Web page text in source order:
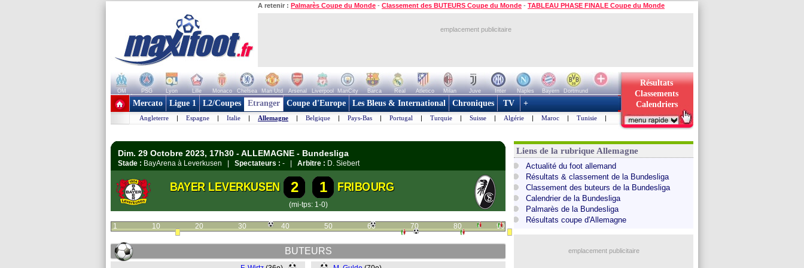
A retenir : Palmarès Coupe du Monde - Classement des BUTEURS Coupe du Monde - TABLEAU PHASE FINALE Coupe du Monde
emplacement publicitaire
OM PSG Lyon Lille Monaco Chelsea Man Utd Arsenal Liverpool ManCity Barca Real Atletico Milan Juve Inter Naples Bayern
Dortmund
+ de clubs
Résultats
Classements
Calendriers
Mercato Ligue 1 L2/Coupes Etranger Coupe d'Europe Les Bleus & International Chroniques TV +
Angleterre | Espagne | Italie | Allemagne | Belgique | Pays-Bas | Portugal | Turquie | Suisse | Algérie | Maroc | Tunisie |
Dim. 29 Octobre 2023, 17h30 - ALLEMAGNE - Bundesliga
Stade : BayArena à Leverkusen | Spectateurs : - | Arbitre : D. Siebert
BAYER LEVERKUSEN 2 1 FRIBOURG
(mi-tps: 1-0)
1 10 20 30 40 50 60 70 80 90
BUTEURS
Liens de la rubrique Allemagne
Actualité du foot allemand
Résultats & classement de la Bundesliga
Classement des buteurs de la Bundesliga
Calendrier de la Bundesliga
Palmarès de la Bundesliga
Résultats coupe d'Allemagne
emplacement publicitaire